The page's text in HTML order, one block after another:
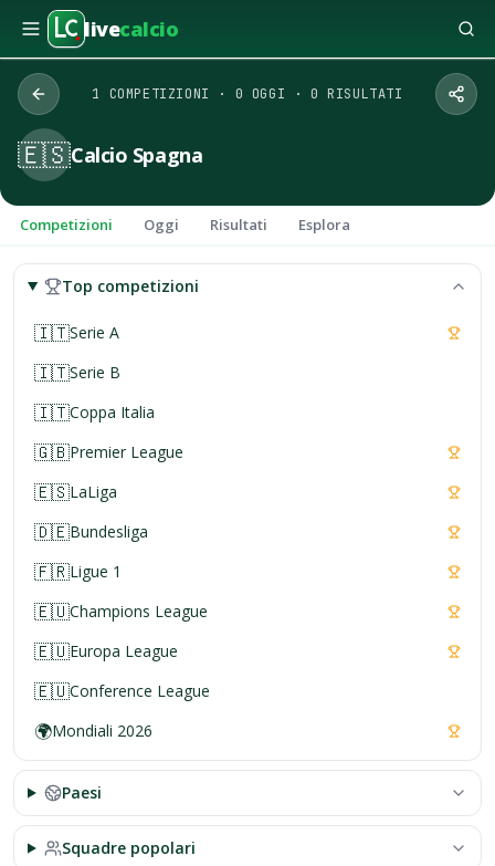
livecalcio
1 COMPETIZIONI · 0 OGGI · 0 RISULTATI
🇪🇸Calcio Spagna
Competizioni Oggi Risultati Esplora
Top competizioni
🇮🇹Serie A
🇮🇹Serie B
🇮🇹Coppa Italia
🇬🇧Premier League
🇪🇸LaLiga
🇩🇪Bundesliga
🇫🇷Ligue 1
🇪🇺Champions League
🇪🇺Europa League
🇪🇺Conference League
🌍Mondiali 2026
Paesi
Squadre popolari